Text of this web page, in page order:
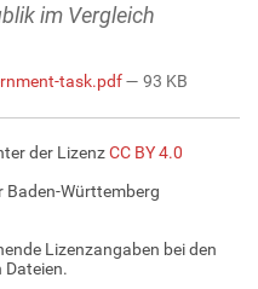
im Vergleich
task.pdf— 93 KB
der LizenzCC BY 4.0
Baden-Württemberg
Lizenzangaben bei den
Dateien.